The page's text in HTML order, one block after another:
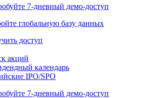
7-дневный демо-доступ
глобальную базу данных
доступ
акций
календарь
IPO/SPO
7-дневный демо-доступ